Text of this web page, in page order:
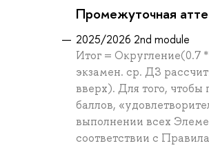
Промежуточная
2025/2026 2nd module
Итог = Округление(0.7
экзамен. ср. ДЗ
вверх). Для того, чтобы
баллов,
выполнении всех
соответствии с